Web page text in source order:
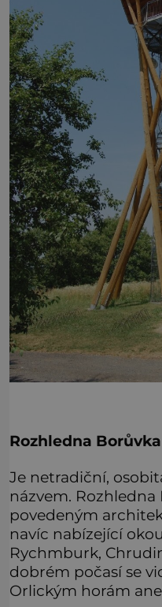
Rozhledna Borůvka
Je netradiční,
názvem.
povedeným
navíc nabízející
Rychmburk,
dobrém počasí se
Orlickým horám